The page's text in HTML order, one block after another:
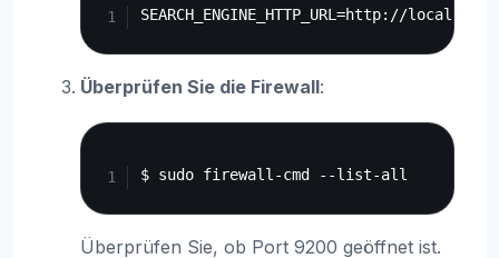
Überprüfen Sie die Firewall:
Überprüfen Sie, ob Port 9200 geöffnet ist.